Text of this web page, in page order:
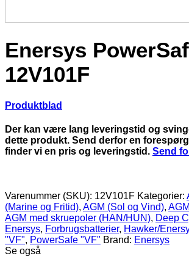
Enersys
12V101F
Produktblad
Der kan være lang leveringstid og
dette produkt. Send derfor en
finder vi en pris og leveringstid. Send
Varenummer (SKU): 12V101F Kategorier:
(Marine og Fritid), AGM (Sol og Vind),
AGM med skruepoler (HAN/HUN), Deep
Enersys, Forbrugsbatterier, Hawker/
"VF", PowerSafe "VF" Brand: Enersys
Se også